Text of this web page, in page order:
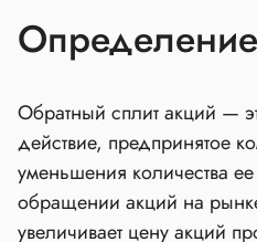
Определение
Обратный сплит акций —
действие, предпринятое
уменьшения количества
обращении акций на
увеличивает цену акций